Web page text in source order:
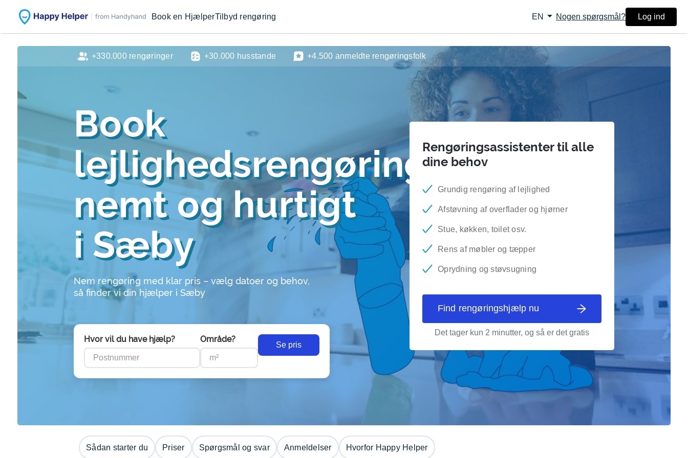
Book en HjælperTilbyd rengøring EN arrow_drop_down Nogen spørgsmål? Log ind
Book
lejlighedsrengøring
nemt og hurtigt
i Sæby
Nem rengøring med klar pris – vælg datoer og behov,
så finder vi din hjælper i Sæby
Hvor vil du have hjælp? Område?
Se pris
Rengøringsassistenter til alle
dine behov
Grundig rengøring af lejlighed
Afstøvning af overflader og hjørner
Stue, køkken, toilet osv.
Rens af møbler og tæpper
Oprydning og støvsugning
Find rengøringshjælp nu
Det tager kun 2 minutter, og så er det gratis
+330.000 rengøringer +30.000 husstande +4.500 anmeldte rengøringsfolk
Sådan starter du Priser Spørgsmål og svar Anmeldelser Hvorfor Happy Helper